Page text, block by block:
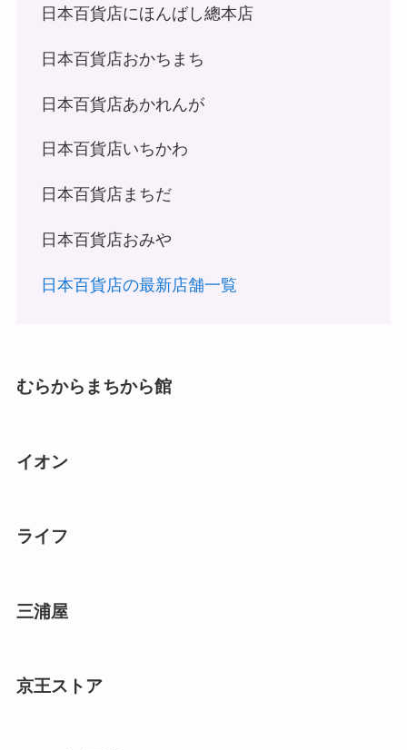
日本百貨店にほんばし總本店
日本百貨店おかちまち
日本百貨店あかれんが
日本百貨店いちかわ
日本百貨店まちだ
日本百貨店おみや
日本百貨店の最新店舗一覧
むらからまちから館
イオン
ライフ
三浦屋
京王ストア